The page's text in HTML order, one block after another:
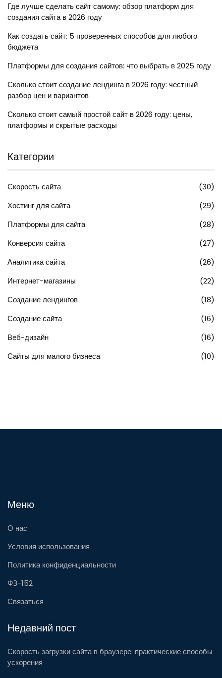
Где лучше сделать сайт самому: обзор платформ для
создания сайта в 2026 году
Как создать сайт: 5 проверенных способов для любого
бюджета
Платформы для создания сайтов: что выбрать в 2025 году
Сколько стоит создание лендинга в 2026 году: честный
разбор цен и вариантов
Сколько стоит самый простой сайт в 2026 году: цены,
платформы и скрытые расходы
Категории
Скорость сайта
(30)
Хостинг для сайта
(29)
Платформы для сайта
(28)
Конверсия сайта
(27)
Аналитика сайта
(26)
Интернет-магазины
(22)
Создание лендингов
(18)
Создание сайта
(16)
Веб-дизайн
(16)
Сайты для малого бизнеса
(10)
Меню
О нас
Условия использования
Политика конфиденциальности
ФЗ-152
Связаться
Недавний пост
Скорость загрузки сайта в браузере: практические способы
ускорения